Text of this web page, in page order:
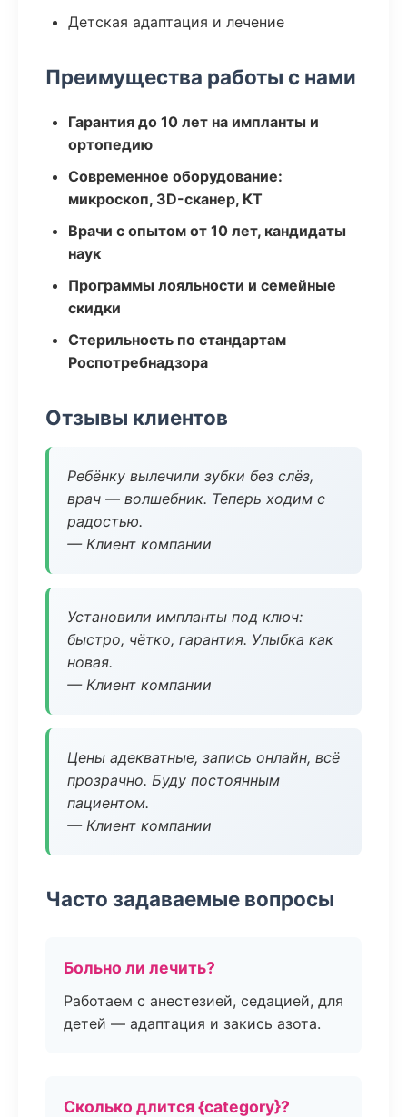
Детская адаптация и лечение
Преимущества работы с нами
Гарантия до 10 лет на импланты и
ортопедию
Современное оборудование:
микроскоп, 3D-сканер, КТ
Врачи с опытом от 10 лет, кандидаты
наук
Программы лояльности и семейные
скидки
Стерильность по стандартам
Роспотребнадзора
Отзывы клиентов
Ребёнку вылечили зубки без слёз,
врач — волшебник. Теперь ходим с
радостью.
— Клиент компании
Установили импланты под ключ:
быстро, чётко, гарантия. Улыбка как
новая.
— Клиент компании
Цены адекватные, запись онлайн, всё
прозрачно. Буду постоянным
пациентом.
— Клиент компании
Часто задаваемые вопросы
Больно ли лечить?
Работаем с анестезией, седацией, для
детей — адаптация и закись азота.
Сколько длится {category}?